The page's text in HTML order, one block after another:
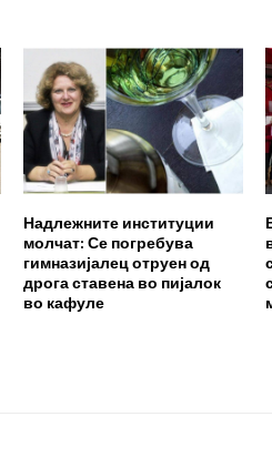
Надлежните институции
молчат: Се погребува
гимназијалец отруен од
дрога ставена во пијалок
во кафуле